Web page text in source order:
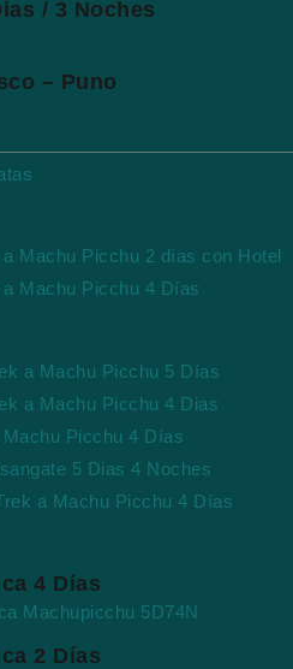
/ 3 Noches
– Puno
Machu Picchu 2 días con Hotel
Machu Picchu 4 Días
a Machu Picchu 5 Días
a Machu Picchu 4 Dias
Machu Picchu 4 Días
5 Dias 4 Noches
a Machu Picchu 4 Días
4 Días
2 Días